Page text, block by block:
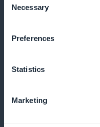
Selection
Necessary
Preferences
Statistics
Marketing
Aprendizado em
Ofereça a seus alunos
acessadas a qualquer